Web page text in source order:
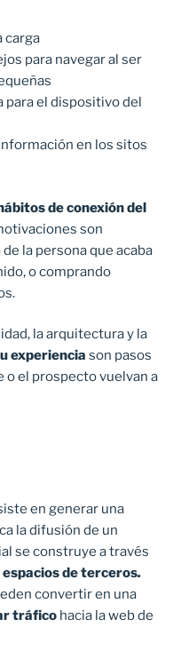
carga
para navegar al ser
para el dispositivo del
en los sitos
de conexión del
son
la persona que acaba
o comprando
la arquitectura y la
experiencia son pasos
o el prospecto vuelvan a
en generar una
la difusión de un
se construye a través
espacios de terceros.
convertir en una
tráfico hacia la web de